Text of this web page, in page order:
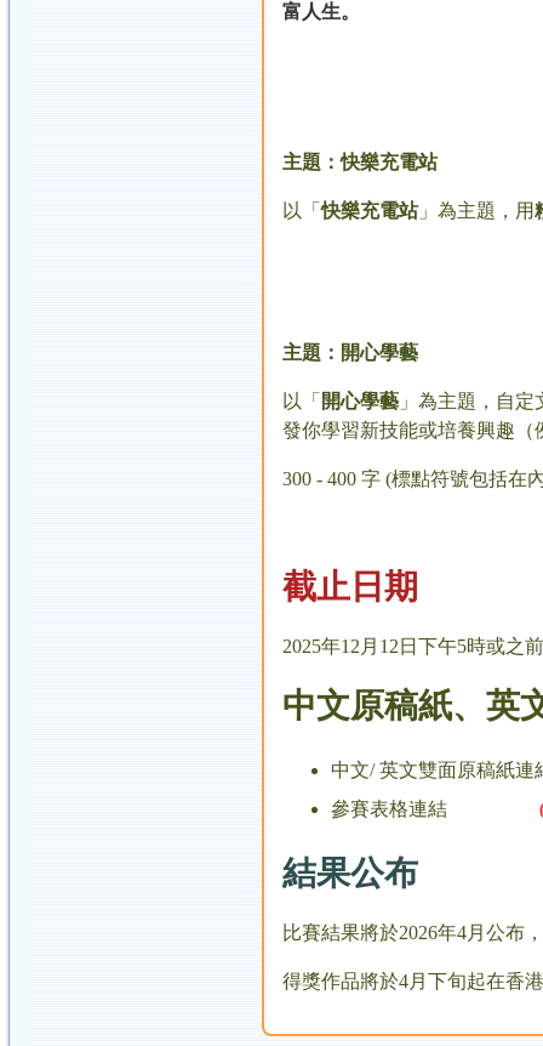
富人生。
主題：快樂充電站
以「快樂充電站」為主題，用
主題：開心學藝
以「 開心學藝 」為主題，自
發你學習新技能或培養興趣
300 - 400 字 (標點符號包括在
截止日期
2025年12月12日下午5時或之
中文原稿紙、英
中文/ 英文雙面原稿紙連
參賽表格連結
結果公布
比賽結果將於2026年4月公布
得獎作品將於4月下旬起在香